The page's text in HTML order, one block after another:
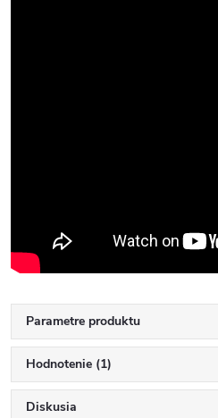
Parametre produktu
Hodnotenie (1)
Diskusia